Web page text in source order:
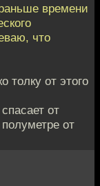
времени
что
толку от этого
от
от